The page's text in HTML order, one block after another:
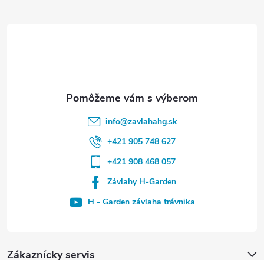
Zákaznícky servis
info@zavlahahg.sk
+421 905 748 627
+421 908 468 057
Závlahy H-Garden
H - Garden závlaha trávnika